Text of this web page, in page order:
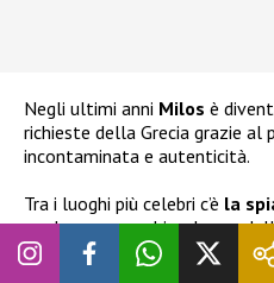
Negli ultimi anni Milos è
richieste della Grecia grazie
incontaminata e autenticità.
Tra i luoghi più celebri c’è la
per le sue rocce bianche
un paesaggio lunare.